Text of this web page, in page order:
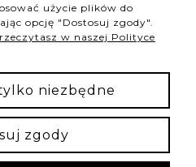
użycie plików do
opcję "Dostosuj zgody".
w naszej Polityce
niezbędne
zgody